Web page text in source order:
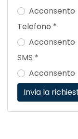
Acconsento
Telefono *
Acconsento
SMS *
Acconsento